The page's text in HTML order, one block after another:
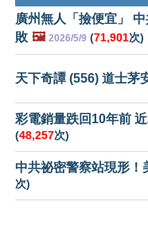
廣州無人「撿便宜」
敗 🖼️ 2026/5/9 (71,901次)
天下奇譚 (556) 道士茅
彩電銷量跌回10年前
(48,257次)
中共祕密警察站現形！
次)